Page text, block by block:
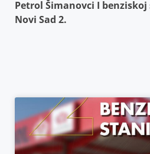
Petrol Šimanovci I
Novi Sad 2.